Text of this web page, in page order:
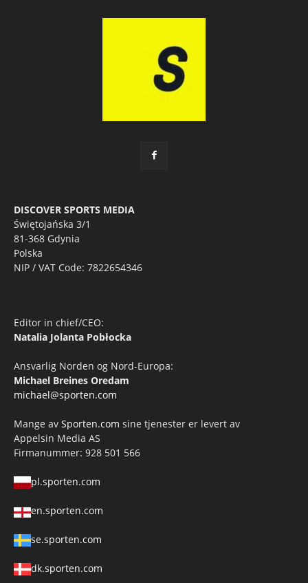
DISCOVER SPORTS MEDIA
Świętojańska 3/1
81-368 Gdynia
Polska
NIP / VAT Code: 7822654346
Editor in chief/CEO:
Natalia Jolanta Pobłocka
Ansvarlig Norden og Nord-Europa:
Michael Breines Oredam
michael@sporten.com
Mange av Sporten.com sine tjenester er levert av
Appelsin Media AS
Firmanummer: 928 501 566
pl.sporten.com
en.sporten.com
se.sporten.com
dk.sporten.com